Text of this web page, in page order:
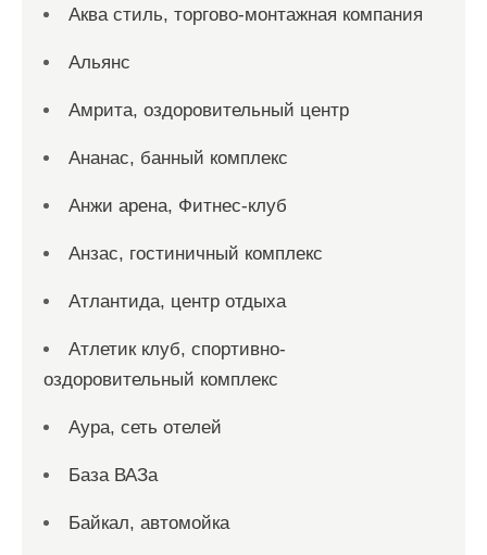
Аква стиль, торгово-монтажная компания
Альянс
Амрита, оздоровительный центр
Ананас, банный комплекс
Анжи арена, Фитнес-клуб
Анзас, гостиничный комплекс
Атлантида, центр отдыха
Атлетик клуб, спортивно-
оздоровительный комплекс
Аура, сеть отелей
База ВАЗа
Байкал, автомойка